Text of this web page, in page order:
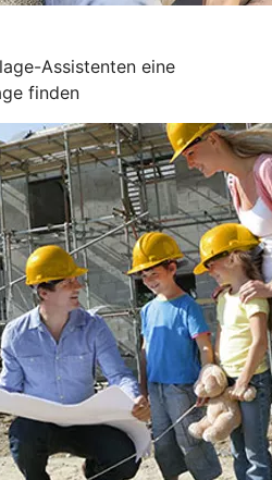
Assistenten eine
finden